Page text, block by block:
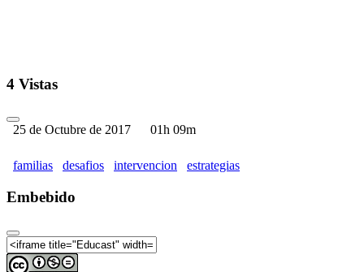
4 Vistas
25 de Octubre de 2017 01h 09m
familias desafios intervencion estrategias
Embebido